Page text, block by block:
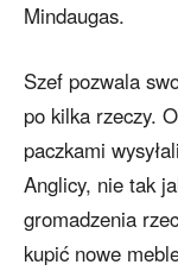
Mindaugas.
Szef pozwala
po kilka rzeczy.
paczkami
Anglicy, nie tak
gromadzenia
kupić nowe